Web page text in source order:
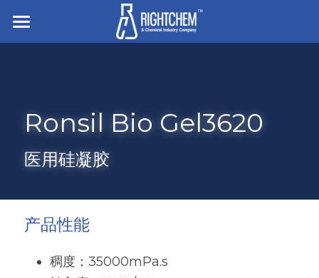
主页
业务与产品
离型与底涂
压敏胶
硅橡胶
招贤纳士
简体中文
联系我们
Ronsil Bio Gel3620
医用硅凝胶
产品性能
稠度：35000mPa.s